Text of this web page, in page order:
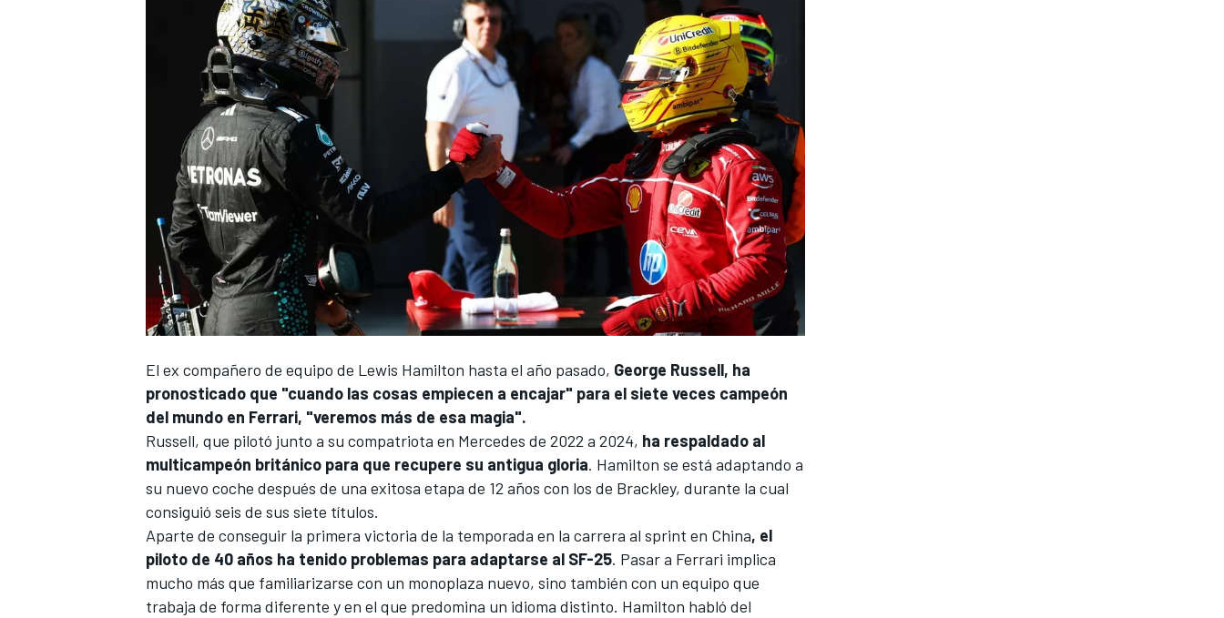
FÓRMULA E
El ex compañero de equipo de Lewis Hamilton hasta el año pasado, George Russell, ha
pronosticado que "cuando las cosas empiecen a encajar" para el siete veces campeón
del mundo en Ferrari, "veremos más de esa magia".
Russell, que pilotó junto a su compatriota en Mercedes de 2022 a 2024, ha respaldado al
multicampeón británico para que recupere su antigua gloria. Hamilton se está adaptando a
su nuevo coche después de una exitosa etapa de 12 años con los de Brackley, durante la cual
consiguió seis de sus siete títulos.
Aparte de conseguir la primera victoria de la temporada en la carrera al sprint en China, el
piloto de 40 años ha tenido problemas para adaptarse al SF-25. Pasar a Ferrari implica
mucho más que familiarizarse con un monoplaza nuevo, sino también con un equipo que
trabaja de forma diferente y en el que predomina un idioma distinto. Hamilton habló del